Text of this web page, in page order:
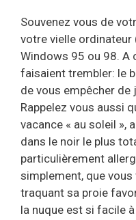
Souvenez vous de
votre vielle ordinateur
Windows 95 ou 98. A
faisaient trembler: le
de vous empêcher de
Rappelez vous aussi
vacance « au soleil »,
dans le noir le plus
particulièrement
simplement, que
traquant sa proie
la nuque est si facile